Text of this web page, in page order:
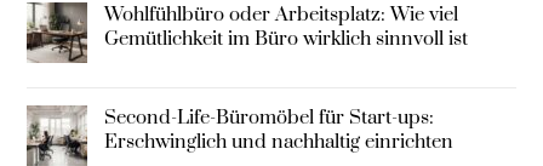
Wohlfühlbüro oder Arbeitsplatz: Wie viel
Gemütlichkeit im Büro wirklich sinnvoll ist
Second-Life-Büromöbel für Start-ups:
Erschwinglich und nachhaltig einrichten